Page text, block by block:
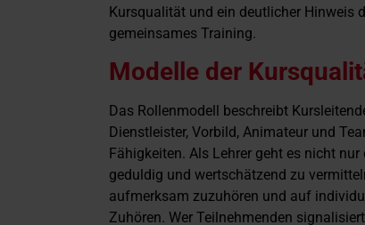
Kursqualität und ein deutlicher Hinweis
gemeinsames Training.
Modelle der
Das Rollenmodell beschreibt
Dienstleister, Vorbild, Animateur und
Fähigkeiten. Als Lehrer geht es nicht
geduldig und wertschätzend zu
aufmerksam zuzuhören und auf
Zuhören. Wer Teilnehmenden